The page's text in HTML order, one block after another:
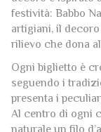
decoro è ispirato
festività: Babbo
artigiani, il
rilievo che dona
Ogni biglietto è
seguendo i
presenta i
Al centro di ogni